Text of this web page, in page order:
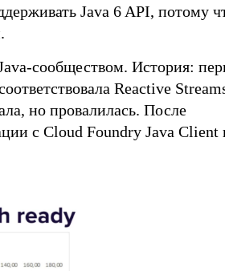
Java 6 API, потому
сообществом. История:
Reactive
но провалилась. После
с Cloud Foundry Java Client